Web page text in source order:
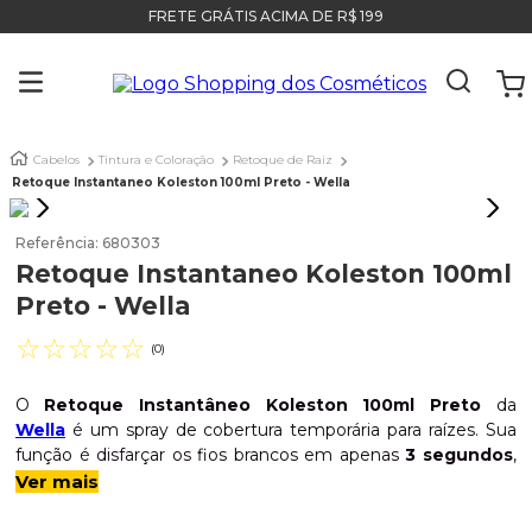
FRETE GRÁTIS ACIMA DE R$ 199
Cabelos Tintura e Coloração
Retoque de Raiz
Retoque Instantaneo Koleston 100ml Preto - Wella
Referência: 680303
Retoque Instantaneo Koleston 100ml
Preto - Wella
☆☆☆☆☆ (0)
O Retoque Instantâneo Koleston 100ml Preto da
Wella é um spray de cobertura temporária para raízes. Sua
função é disfarçar os fios brancos em apenas 3 segundos,
sendo a solução perfeita para o intervalo entre as colorações
Ver mais